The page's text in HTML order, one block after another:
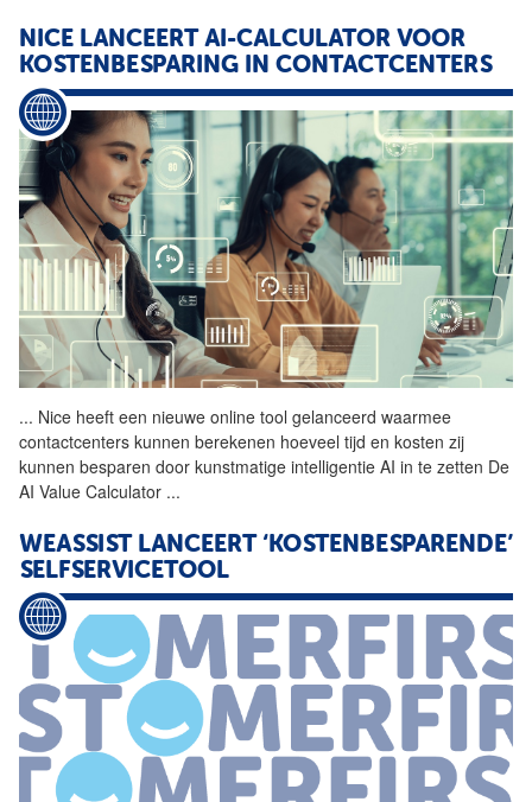
NICE LANCEERT AI-CALCULATOR VOOR
KOSTENBESPARING IN CONTACTCENTERS
... Nice heeft een nieuwe online tool gelanceerd waarmee
contactcenters kunnen berekenen hoeveel tijd en kosten zij
kunnen besparen door kunstmatige intelligentie AI in te zetten De
AI Value Calculator ...
WEASSIST LANCEERT ‘KOSTENBESPARENDE’
SELFSERVICETOOL